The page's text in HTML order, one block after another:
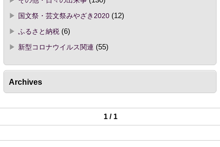
国文祭・芸文祭みやざき2020(12)
ふるさと納税(6)
新型コロナウイルス関連 (55)
Archives
1 / 1